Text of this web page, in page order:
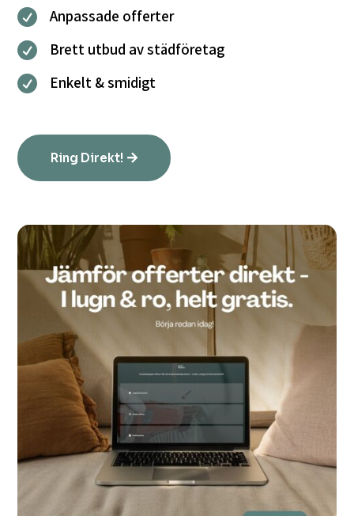
 Anpassade offerter
 Brett utbud av städföretag
 Enkelt & smidigt
Ring Direkt!